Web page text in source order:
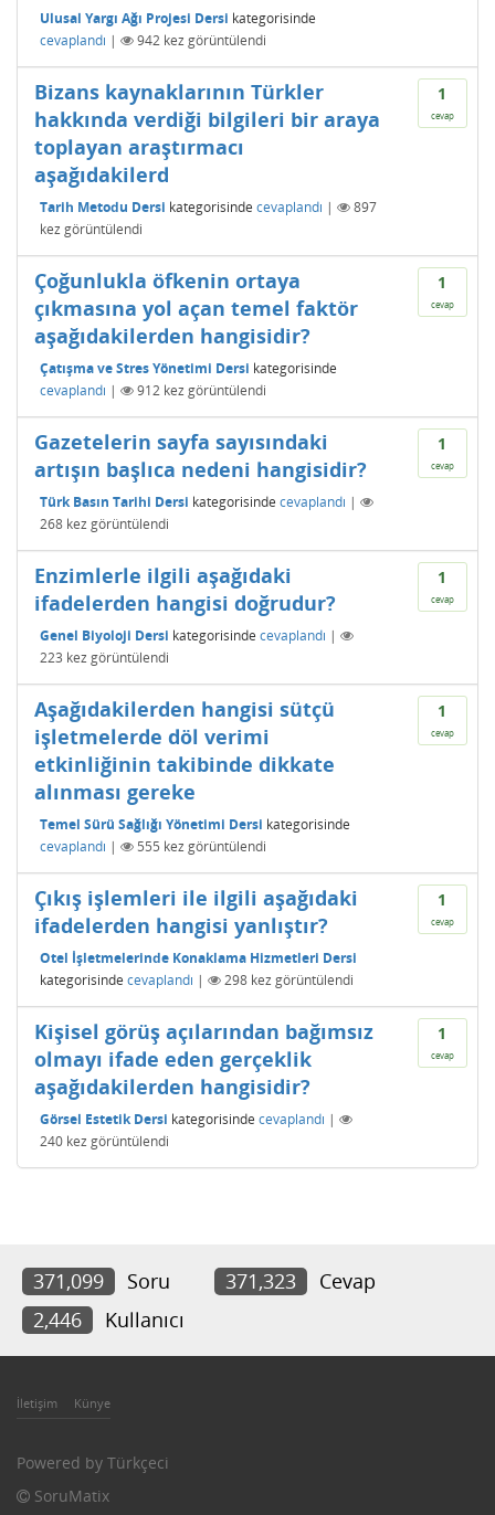
Ulusal Yargı Ağı Projesi Dersi kategorisinde
cevaplandı | 942 kez görüntülendi
1
cevap
Bizans kaynaklarının Türkler
hakkında verdiği bilgileri bir araya
toplayan araştırmacı
aşağıdakilerd
Tarih Metodu Dersi kategorisinde cevaplandı |
897
kez görüntülendi
1
cevap
Çoğunlukla öfkenin ortaya
çıkmasına yol açan temel faktör
aşağıdakilerden hangisidir?
Çatışma ve Stres Yönetimi Dersi kategorisinde
cevaplandı | 912 kez görüntülendi
1
cevap
Gazetelerin sayfa sayısındaki
artışın başlıca nedeni hangisidir?
Türk Basın Tarihi Dersi kategorisinde cevaplandı |
268 kez görüntülendi
1
cevap
Enzimlerle ilgili aşağıdaki
ifadelerden hangisi doğrudur?
Genel Biyoloji Dersi kategorisinde cevaplandı |
223 kez görüntülendi
1
cevap
Aşağıdakilerden hangisi sütçü
işletmelerde döl verimi
etkinliğinin takibinde dikkate
alınması gereke
Temel Sürü Sağlığı Yönetimi Dersi kategorisinde
cevaplandı | 555 kez görüntülendi
1
cevap
Çıkış işlemleri ile ilgili aşağıdaki
ifadelerden hangisi yanlıştır?
Otel İşletmelerinde Konaklama Hizmetleri Dersi
kategorisinde cevaplandı | 298 kez görüntülendi
1
cevap
Kişisel görüş açılarından bağımsız
olmayı ifade eden gerçeklik
aşağıdakilerden hangisidir?
Görsel Estetik Dersi kategorisinde cevaplandı |
240 kez görüntülendi
371,099 Soru 371,323
Cevap
2,446
Kullanıcı
İletişim Künye
Powered by Türkçeci
SoruMatix